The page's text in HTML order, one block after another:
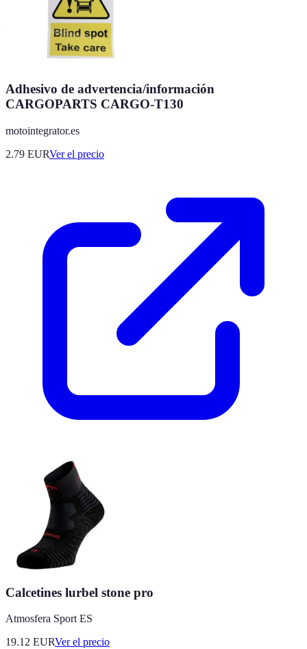
Adhesivo de advertencia/información
CARGOPARTS CARGO-T130
motointegrator.es
2.79 EURVer el precio
Calcetines lurbel stone pro
Atmosfera Sport ES
19.12 EURVer el precio